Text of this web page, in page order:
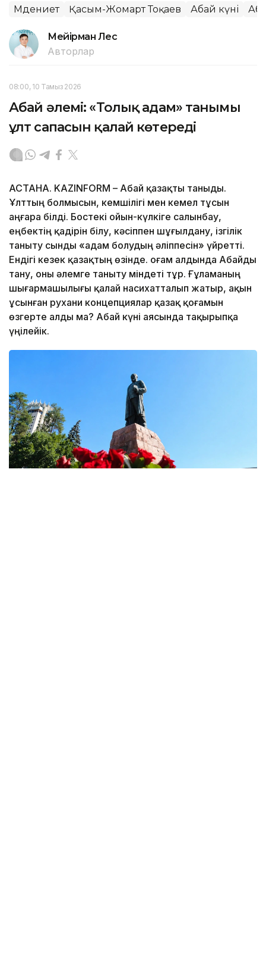
Мәдениет Қасым-Жомарт Тоқаев Абай күні
Мейірман Лес
Авторлар
08:00, 10 Тамыз 2026
Абай әлемі: «Толық адам» танымы
ұлт сапасын қалай көтереді
АСТАНА. KAZINFORM – Абай қазақты таныды.
Ұлттың болмысын, кемшілігі мен кемел тұсын
аңғара білді. Бостекі ойын-күлкіге салынбау,
еңбектің қадірін білу, кәсіппен шұ­ғыл­дану, ізгілік
таныту сынды «адам болудың әліппесін» үйретті.
Ендігі кезек қазақтың өзінде. Қоғам алдында Абайды
тану, оны әлемге таныту міндеті тұр. Ғұламаның
шығармашылығы қалай насихатталып жатыр, ақын
ұсынған рухани концепциялар қазақ қоғамын
өзгерте алды ма? Абай күні аясында тақырыпқа
үңілейік.